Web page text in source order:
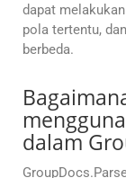
dapat
pola tertentu,
berbeda.
dalam